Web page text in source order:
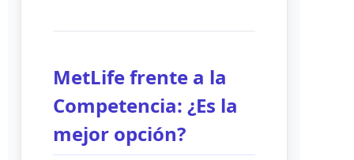
MetLife frente a la
Competencia: ¿Es la
mejor opción?